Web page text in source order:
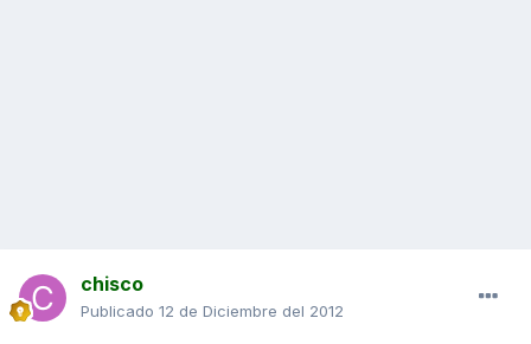
chisco
Publicado 12 de Diciembre del 2012